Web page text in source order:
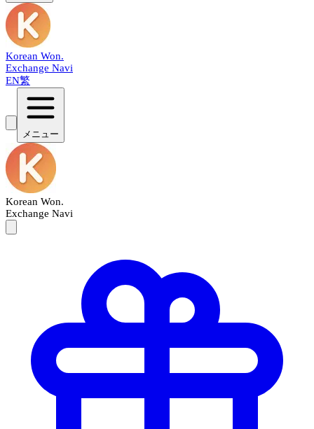
Korean Won.
Exchange Navi
EN繁
メニュー
Korean Won.
Exchange Navi